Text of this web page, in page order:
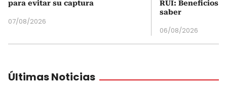
para evitar su captura
07/08/2026
RUI: Beneficios
saber
06/08/2026
Últimas Noticias